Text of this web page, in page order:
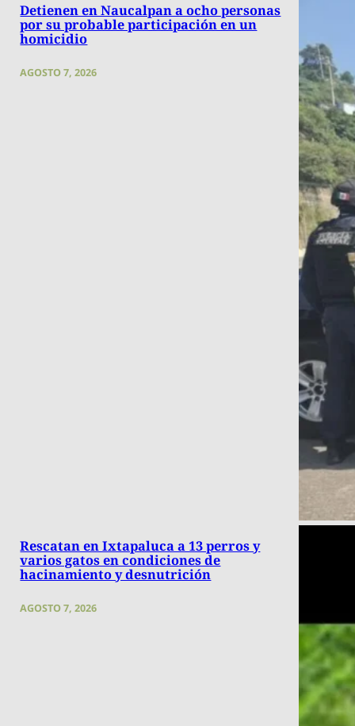
Detienen en Naucalpan a ocho personas
por su probable participación en un
homicidio
AGOSTO 7, 2026
Rescatan en Ixtapaluca a 13 perros y
varios gatos en condiciones de
hacinamiento y desnutrición
AGOSTO 7, 2026